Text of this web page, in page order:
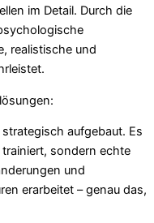
im Detail. Durch die
realistische und
aufgebaut. Es
sondern echte
und
erarbeitet – genau das,